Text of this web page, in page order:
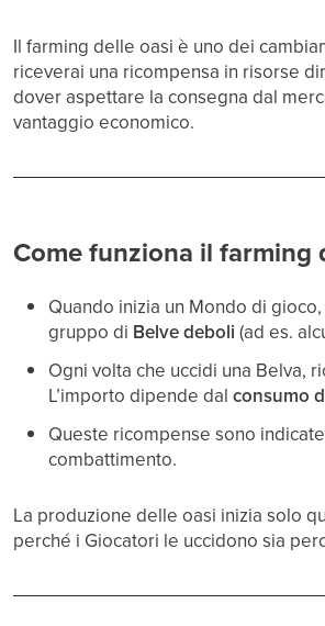
Il farming delle oasi è uno dei
riceverai una ricompensa in risorse
dover aspettare la consegna dal
vantaggio economico.
Come funziona il farming
Quando inizia un Mondo di
gruppo di Belve deboli (ad es.
Ogni volta che uccidi una Belva,
L’importo dipende dalconsumo
Queste ricompense sono
combattimento.
La produzione delle oasi inizia solo
perché i Giocatori le uccidono sia